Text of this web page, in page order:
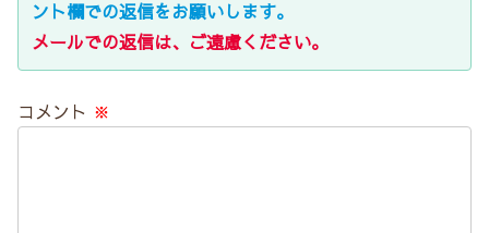
ント欄での返信をお願いします。
メールでの返信は、ご遠慮ください。
コメント ※